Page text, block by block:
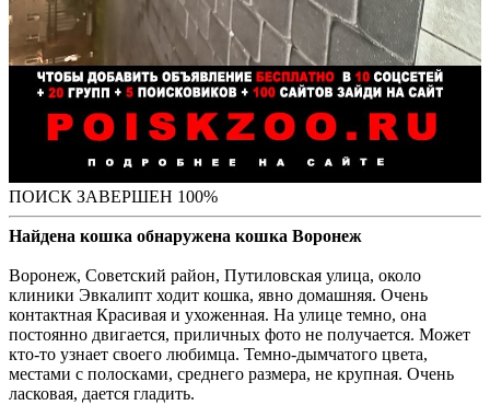
ПОИСК ЗАВЕРШЕН 100%
Найдена кошка обнаружена кошка Воронеж
Воронеж, Советский район, Путиловская улица, около
клиники Эвкалипт ходит кошка, явно домашняя. Очень
контактная Красивая и ухоженная. На улице темно, она
постоянно двигается, приличных фото не получается. Может
кто-то узнает своего любимца. Темно-дымчатого цвета,
местами с полосками, среднего размера, не крупная. Очень
ласковая, дается гладить.